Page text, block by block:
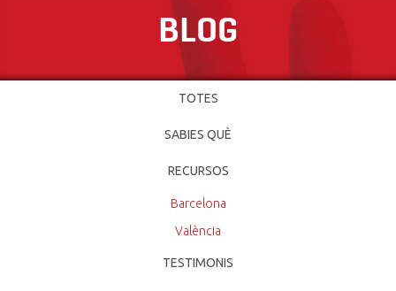
BLOG
TOTES
SABIES QUÈ
RECURSOS
Barcelona
València
TESTIMONIS